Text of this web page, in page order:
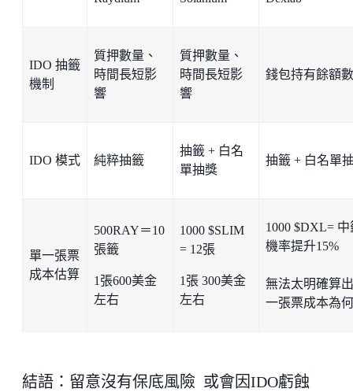
IDO 抽籤
機制
質押數量、
時間長短影
響
質押數量、
時間長短影
響
錢包持有餘額
IDO 模式 純粹抽籤
抽籤 + 白名
單抽獎
抽籤 + 白名單
單一張票
成本估算
500RAY＝10
張籤
1張600美金
左右
1000 $SLIM
= 12張
1張 300美金
左右
1000 $DXL= 中
機率提升15%
無法太明確算
一張票成本為何
結語：留意沒有保底風險 或會因IDO虧蝕